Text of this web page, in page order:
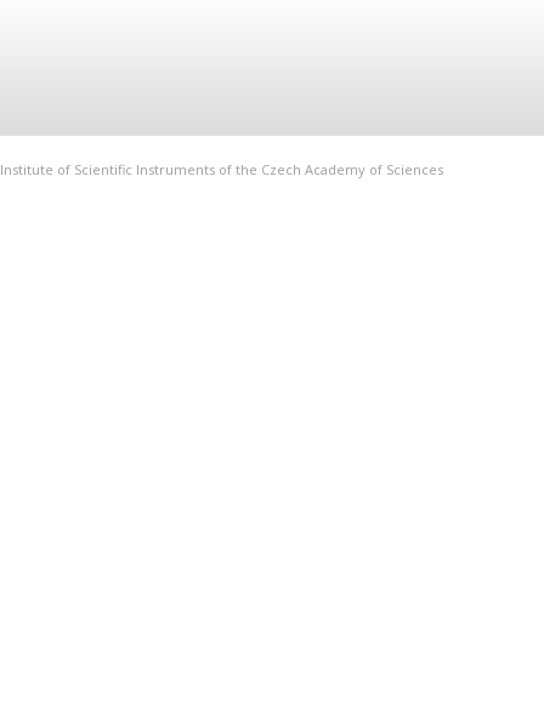
Institute of Scientific Instruments of the Czech Academy of Sciences